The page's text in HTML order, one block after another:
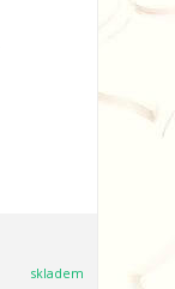
skladem